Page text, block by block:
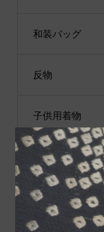
和装バッグ
反物
子供用着物
黒留袖
付下げ